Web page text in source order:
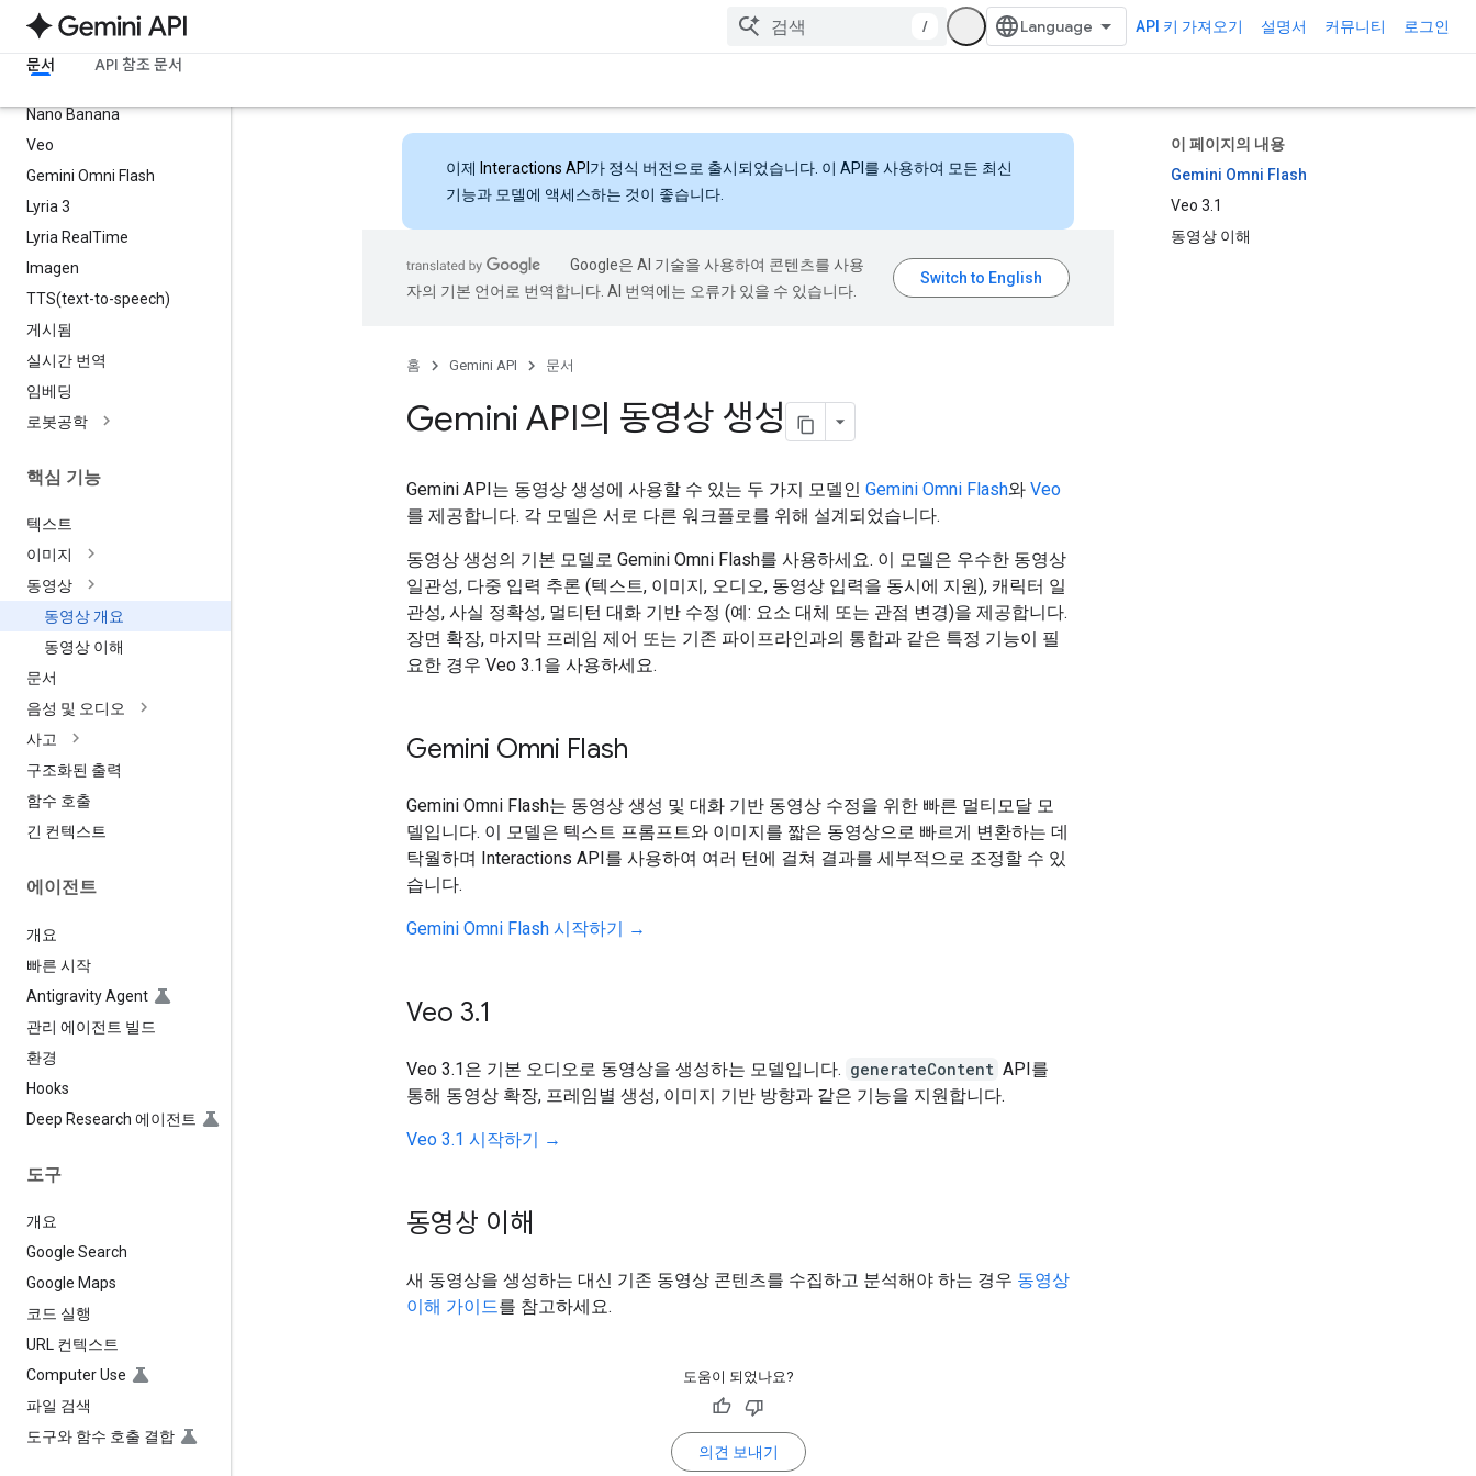
/ API 키 가져오기 설명서 커뮤니티 로그인
문서 API 참조 문서
Nano Banana
Veo
Gemini Omni Flash
Lyria 3
Lyria Real Time
Imagen
TTS(text-to-speech)
게시됨
실시간 번역
임베딩
로봇공학
핵심 기능
텍스트
이미지
동영상
동영상 개요
동영상 이해
문서
음성 및 오디오
사고
구조화된 출력
함수 호출
긴 컨텍스트
에이전트
개요
빠른 시작
Antigravity Agent
관리 에이전트 빌드
환경
Hooks
Deep Research 에이전트
도구
개요
Google Search
Google Maps
코드 실행
URL 컨텍스트
Computer Use
파일 검색
도구와 함수 호출 결합
이 페이지의 내용
Gemini Omni Flash
Veo 3.1
동영상 이해
이제 Interactions API 가 정식 버전으로 출시되었습니다. 이 API를 사용하여 모든 최신
기능과 모델에 액세스하는 것이 좋습니다.
Google은 AI 기술을 사용하여 콘텐츠를 사용
자의 기본 언어로 번역합니다. AI 번역에는 오류가 있을 수 있습니다.
홈 Gemini API 문서
Gemini API의 동영상 생성
Gemini API는 동영상 생성에 사용할 수 있는 두 가지 모델인 Gemini Omni Flash와 Veo
를 제공합니다. 각 모델은 서로 다른 워크플로를 위해 설계되었습니다.
동영상 생성의 기본 모델로 Gemini Omni Flash를 사용하세요. 이 모델은 우수한 동영상
일관성, 다중 입력 추론 (텍스트, 이미지, 오디오, 동영상 입력을 동시에 지원), 캐릭터 일
관성, 사실 정확성, 멀티턴 대화 기반 수정 (예: 요소 대체 또는 관점 변경)을 제공합니다.
장면 확장, 마지막 프레임 제어 또는 기존 파이프라인과의 통합과 같은 특정 기능이 필
요한 경우 Veo 3.1을 사용하세요.
Gemini Omni Flash
Gemini Omni Flash는 동영상 생성 및 대화 기반 동영상 수정을 위한 빠른 멀티모달 모
델입니다. 이 모델은 텍스트 프롬프트와 이미지를 짧은 동영상으로 빠르게 변환하는 데
탁월하며 Interactions API를 사용하여 여러 턴에 걸쳐 결과를 세부적으로 조정할 수 있
습니다.
Gemini Omni Flash 시작하기 →
Veo 3.1
Veo 3.1은 기본 오디오로 동영상을 생성하는 모델입니다. generateContent API를
통해 동영상 확장, 프레임별 생성, 이미지 기반 방향과 같은 기능을 지원합니다.
Veo 3.1 시작하기 →
동영상 이해
새 동영상을 생성하는 대신 기존 동영상 콘텐츠를 수집하고 분석해야 하는 경우 동영상
이해 가이드를 참고하세요.
도움이 되었나요?
의견 보내기